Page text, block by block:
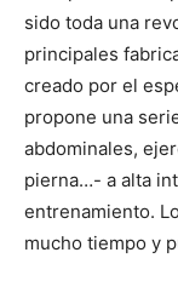
sido toda una
principales
creado por el
propone una
abdominales,
pierna…- a alta
entrenamiento.
mucho tiempo y